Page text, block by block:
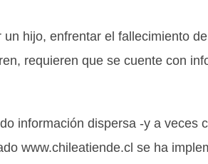
hijo, enfrentar el fallecimiento
requieren que se cuente con
información dispersa -y a veces
www.chileatiende.cl se ha